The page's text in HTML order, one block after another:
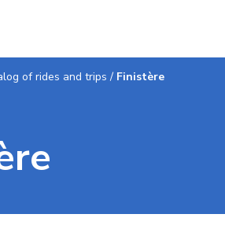
of rides and trips / Finistère